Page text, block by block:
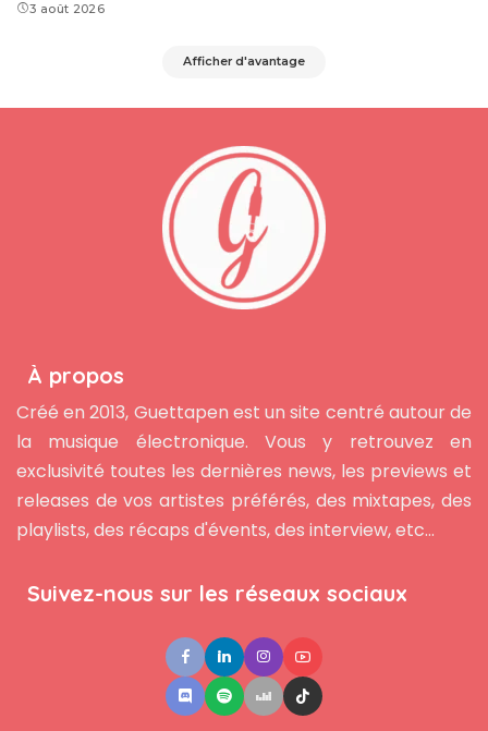
3 août 2026
Afficher d'avantage
À propos
Créé en 2013, Guettapen est un site centré autour de
la musique électronique. Vous y retrouvez en
exclusivité toutes les dernières news, les previews et
releases de vos artistes préférés, des mixtapes, des
playlists, des récaps d'évents, des interview, etc...
Suivez-nous sur les réseaux sociaux